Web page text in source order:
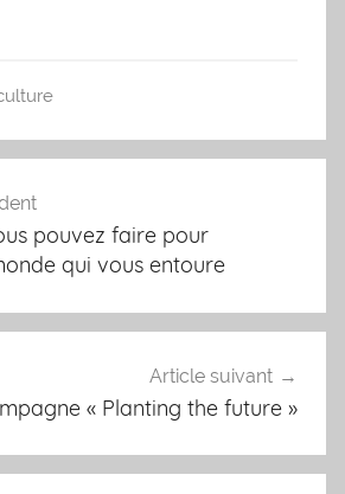
pouvez faire pour
qui vous entoure
Article suivant
« Planting the future »